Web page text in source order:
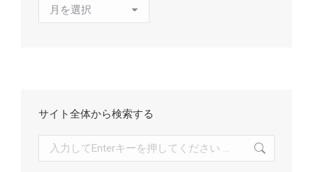
サイト全体から検索する